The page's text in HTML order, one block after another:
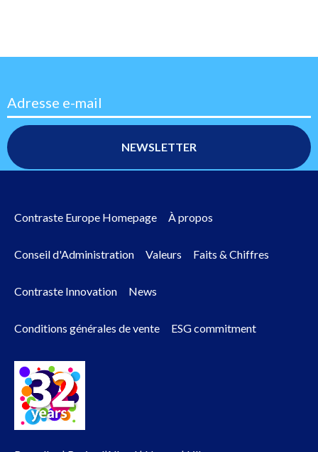
Adresse e-mail
Footer
Contraste Europe Homepage À propos
Conseil d'Administration Valeurs Faits & Chiffres
Contraste Innovation News
Conditions générales de vente ESG commitment